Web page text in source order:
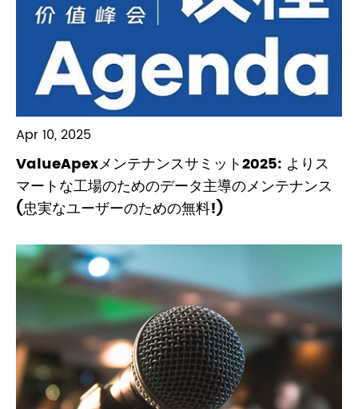
Apr 10, 2025
ValueApexメンテナンスサミット2025: よりス
マートな工場のためのデータ主導のメンテナンス
(忠実なユーザーのための無料!)